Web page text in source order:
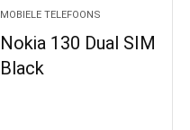
MOBIELE TELEFOONS
Nokia 130 Dual SIM
Black